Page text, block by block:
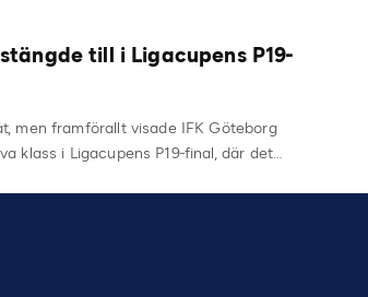
till i Ligacupens P19-
men framförallt visade IFK Göteborg
klass i Ligacupens P19-final, där det…